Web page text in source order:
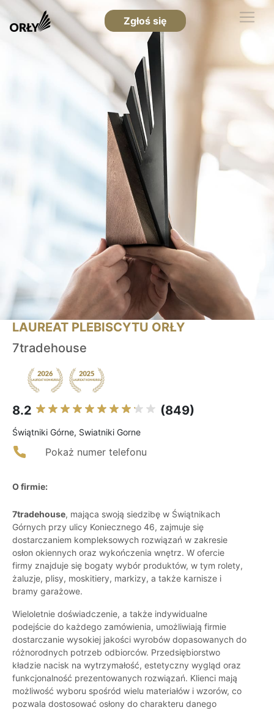
Zgłoś się
LAUREAT PLEBISCYTU ORŁY
7tradehouse
8.2 (849)
Świątniki Górne, Swiatniki Gorne
Pokaż numer telefonu
O firmie:
7tradehouse, mająca swoją siedzibę w Świątnikach
Górnych przy ulicy Koniecznego 46, zajmuje się
dostarczaniem kompleksowych rozwiązań w zakresie
osłon okiennych oraz wykończenia wnętrz. W ofercie
firmy znajduje się bogaty wybór produktów, w tym rolety,
żaluzje, plisy, moskitiery, markizy, a także karnisze i
bramy garażowe.
Wieloletnie doświadczenie, a także indywidualne
podejście do każdego zamówienia, umożliwiają firmie
dostarczanie wysokiej jakości wyrobów dopasowanych do
różnorodnych potrzeb odbiorców. Przedsiębiorstwo
kładzie nacisk na wytrzymałość, estetyczny wygląd oraz
funkcjonalność prezentowanych rozwiązań. Klienci mają
możliwość wyboru spośród wielu materiałów i wzorów, co
pozwala dostosować osłony do charakteru danego